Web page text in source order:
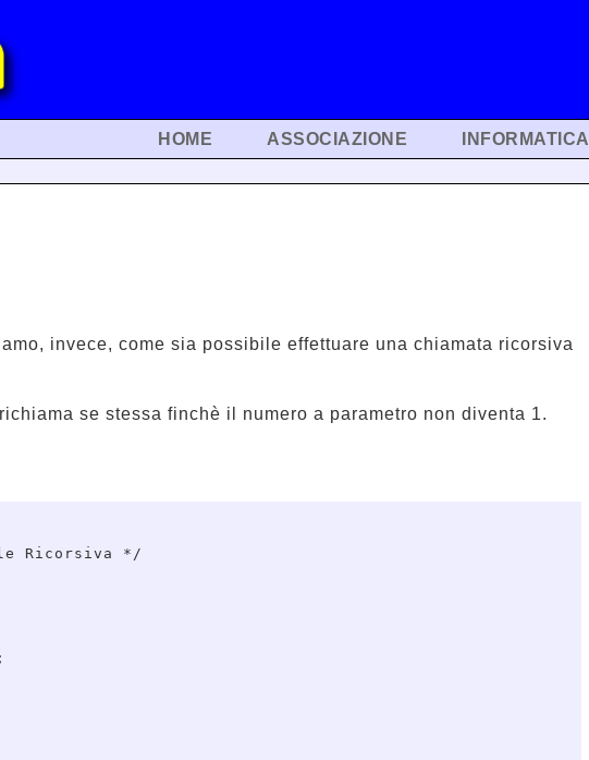
HOME ASSOCIAZIONE INFORMATICA
invece, come sia possibile effettuare una chiamata ricorsiva
se stessa finchè il numero a parametro non diventa 1.
Ricorsiva */